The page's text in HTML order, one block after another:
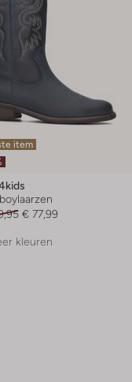
item
€ 77,99
kleuren